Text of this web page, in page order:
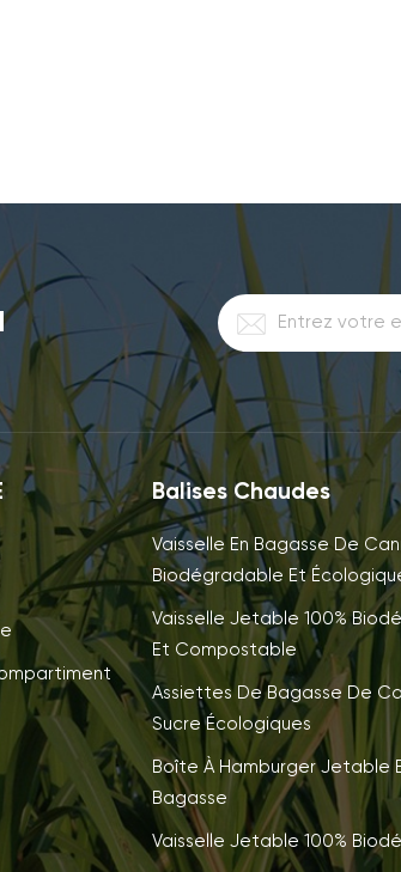
Balises Chaudes
Vaisselle En Bagasse De
Biodégradable Et
Vaisselle Jetable 100%
Et Compostable
Assiettes De Bagasse De
Sucre Écologiques
Boîte À Hamburger Jetable
Bagasse
Vaisselle Jetable 100%